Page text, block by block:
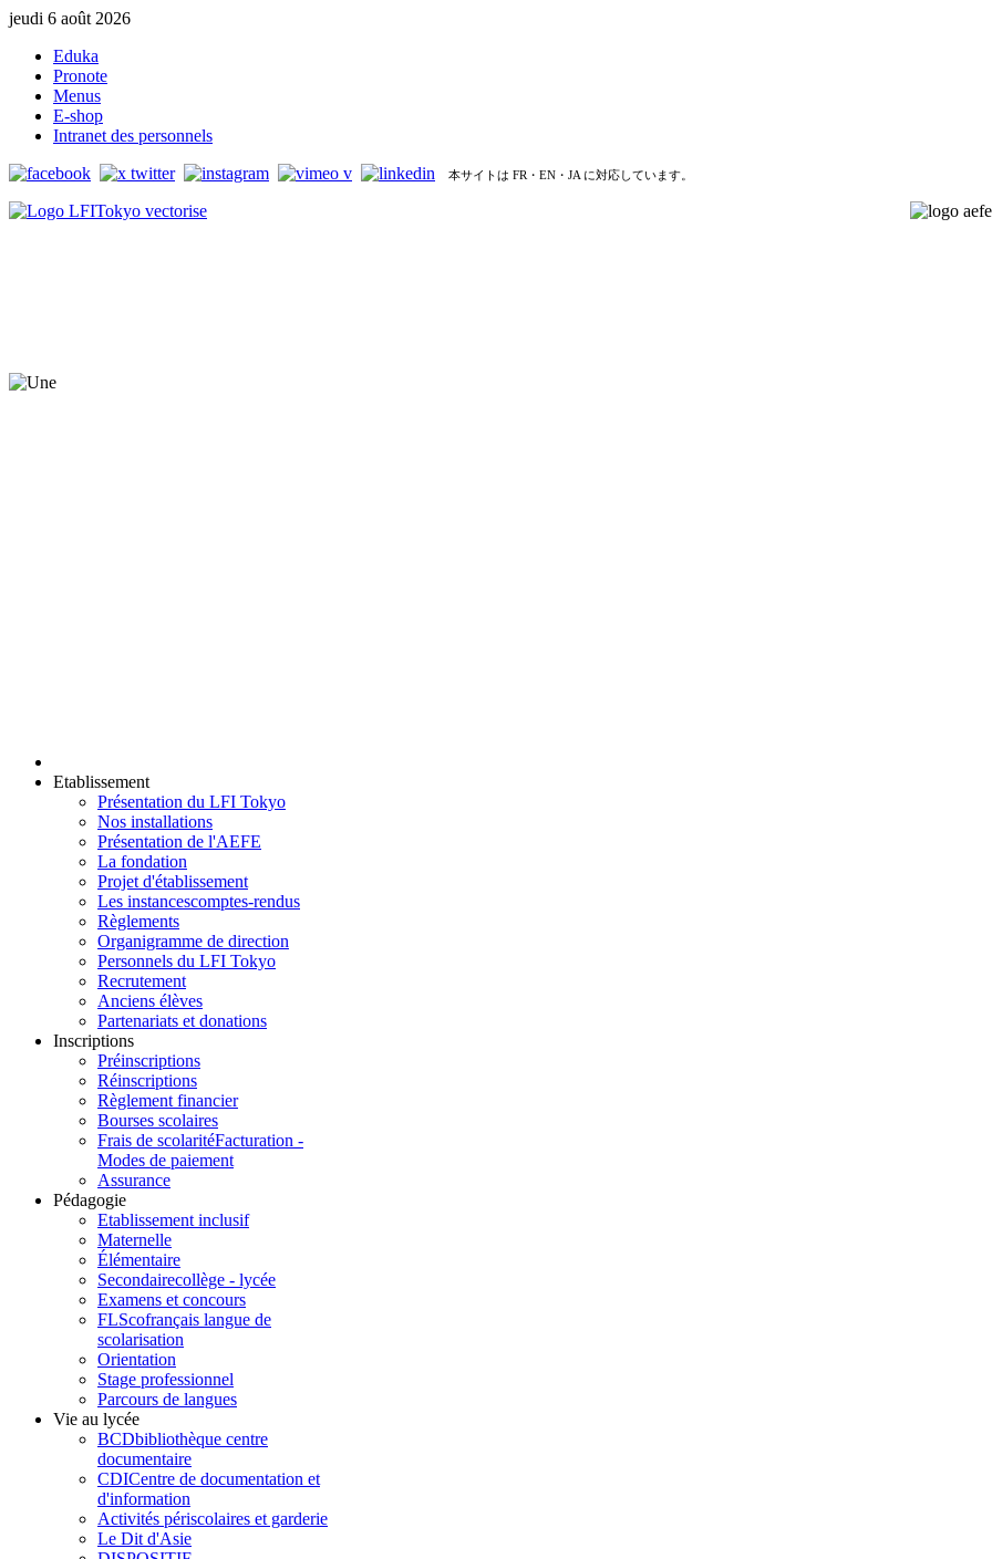
jeudi 6 août 2026
Eduka
Pronote
Menus
E-shop
Intranet des personnels
本サイトは FR・EN・JA に対応しています。
Etablissement
Présentation du LFI Tokyo
Nos installations
Présentation de l'AEFE
La fondation
Projet d'établissement
Les instancescomptes-rendus
Règlements
Organigramme de direction
Personnels du LFI Tokyo
Recrutement
Anciens élèves
Partenariats et donations
Inscriptions
Préinscriptions
Réinscriptions
Règlement financier
Bourses scolaires
Frais de scolaritéFacturation -
Modes de paiement
Assurance
Pédagogie
Etablissement inclusif
Maternelle
Élémentaire
Secondairecollège - lycée
Examens et concours
FLScofrançais langue de
scolarisation
Orientation
Stage professionnel
Parcours de langues
Vie au lycée
BCDbibliothèque centre
documentaire
CDICentre de documentation et
d'information
Activités périscolaires et garderie
Le Dit d'Asie